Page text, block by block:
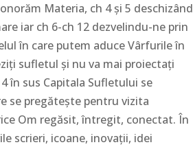
Materia, ch 4 și 5 deschizând
iar ch 6-ch 12 dezvelindu-ne prin
în care putem aduce Vârfurile în
sufletul și nu va mai proiectați
în sus Capitala Sufletului se
se pregătește pentru vizita
Om regăsit, întregit, conectat. În
scrieri, icoane, inovații, idei